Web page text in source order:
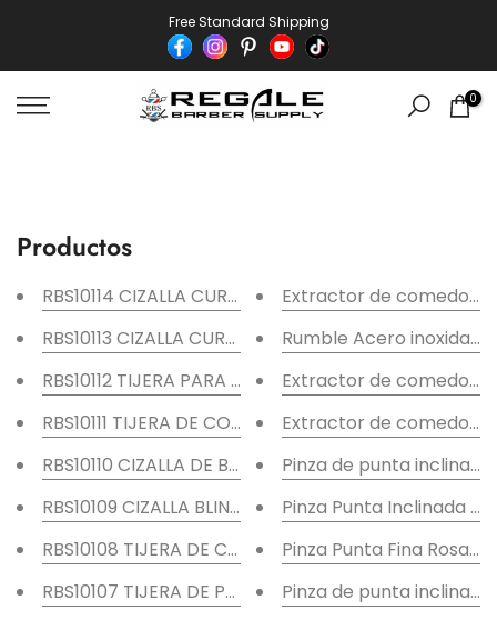
contenido
Free Standard Shipping
0
Productos
RBS10114 CIZALLA CURVA DE NOVIO DE 10 PULGADAS
RBS10113 CIZALLA CURVA PEQUEÑA DE 7,5" PULGADAS
RBS10112 TIJERA PARA CORTAR PELO DE DRAGÓN
RBS10111 TIJERA DE CORTE ORO DE 7" PULGADAS
RBS10110 CIZALLA DE BARBERO GRANDE DE 8,5"
RBS10109 CIZALLA BLING PARA ESTILISTA
RBS10108 TIJERA DE CORTE DE PELO PROFESIONAL
RBS10107 TIJERA DE PELUQUERÍA DE 6,5 PULGADAS
Extractor de
Rumble Acero
Extractor de
Extractor de
Pinza de punta
Pinza Punta Inclinada
Pinza Punta Fina Rosa
Pinza de punta